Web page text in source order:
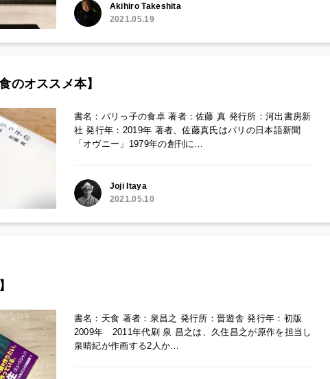
Akihiro Takeshita
2021.05.19
のオススメ本】
書名：パリっ子の食卓 著者：佐藤 真 発行所：河出書房新
社 発行年：2019年 著者、佐藤真氏はパリの日本語新聞
「オヴニー」1979年の創刊に…
Joji Itaya
2021.05.10
書名：天食 著者：泉昌之 発行所：晋遊舎 発行年：初版
2009年 2011年代刷 泉 昌之は、久住昌之が原作を担当し
泉晴紀が作画する2人か…